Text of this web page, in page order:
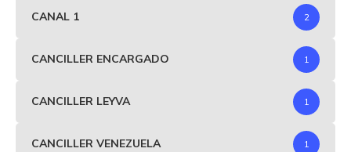
CANAL 1 2
CANCILLER ENCARGADO 1
CANCILLER LEYVA 1
CANCILLER VENEZUELA 1